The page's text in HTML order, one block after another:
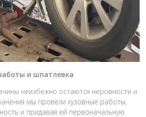
и шпатлевка
неизбежно остаются неровности и
мы провели кузовные работы,
и придавая ей первоначальную